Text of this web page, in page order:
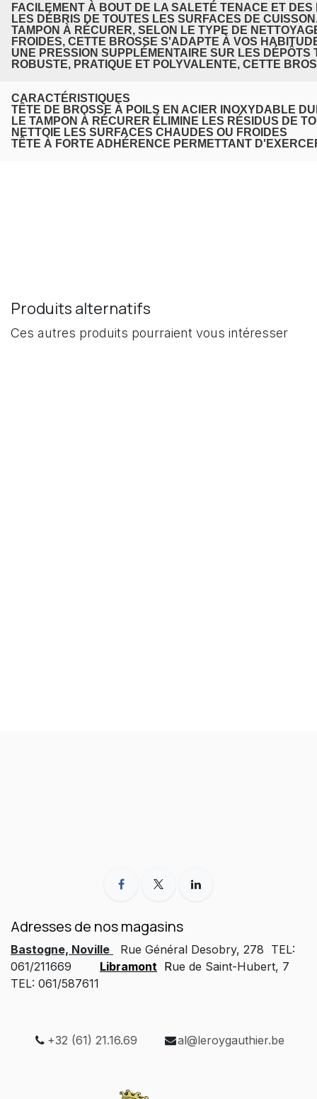
FACILEMENT À BOUT DE LA SALETÉ TENACE ET
LES DÉBRIS DE TOUTES LES SURFACES DE
TAMPON À RÉCURER, SELON LE TYPE DE
FROIDES, CETTE BROSSE S'ADAPTE À VOS
UNE PRESSION SUPPLÉMENTAIRE SUR LES
ROBUSTE, PRATIQUE ET POLYVALENTE, CETTE
CARACTÉRISTIQUES
TÊTE DE BROSSE À POILS EN ACIER INOXYDABLE
LE TAMPON À RÉCURER ÉLIMINE LES RÉSIDUS DE
NETTOIE LES SURFACES CHAUDES OU FROIDES
TÊTE À FORTE ADHÉRENCE PERMETTANT
Produits alternatifs
Ces autres produits pourraient vous intéresser
Adresses de nos magasins
Bastogne, Noville
Rue Général Desobry, 278 TEL:
061/211669
Libramont Rue de Saint-Hubert, 7
TEL: 061/587611
+32 (61) 21.16.69 al@leroygauthier.be